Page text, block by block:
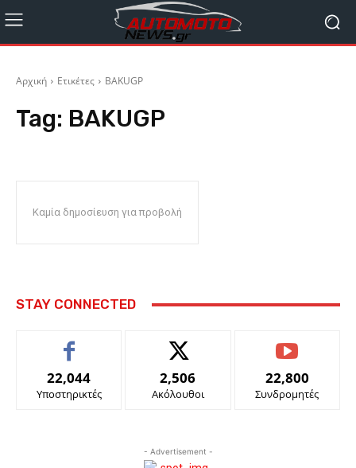
Αρχική Ετικέτες BAKUGP
Tag: BAKUGP
Καμία δημοσίευση για προβολή
STAY CONNECTED
22,044
Υποστηρικτές
2,506
Ακόλουθοι
22,800
Συνδρομητές
- Advertisement -